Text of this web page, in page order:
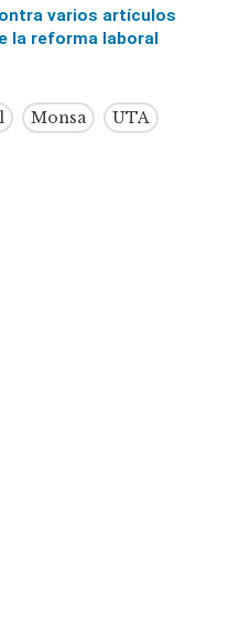
varios artículos
la reforma laboral
Monsa UTA